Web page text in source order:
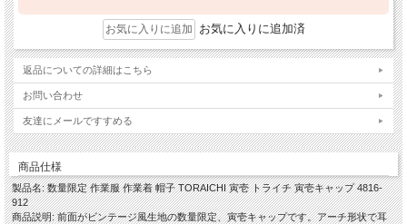
お気に入りに追加済
返品についての詳細はこちら
お問い合わせ
友達にメールですすめる
商品仕様
製品名: 数量限定 作業服 作業着 帽子 TORAICHI 寅壱 トライチ 寅壱キャップ 4816-
912
商品説明: 前面がビンテージ風生地の数量限定、寅壱キャップです。アーチ形状で耳